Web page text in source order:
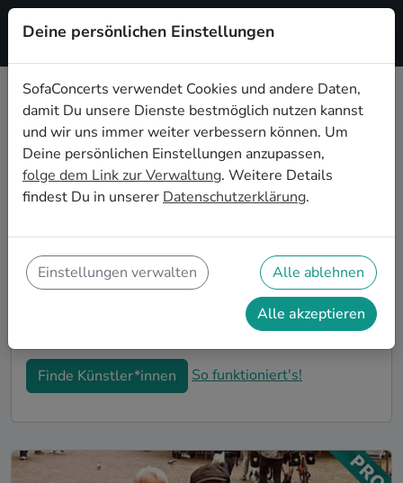
Registrieren
Blues Musiker*innen für die
Firmenweihnachtsfeier in
Heidelberg
Bucht professionelle Blues Bands und Musiker*innen
einem unvergesslichen Highlight! Auf SofaConcerts
findet ihr authentische Blues Sänger*innen und
Bands, die genau zu eurer Betriebsweihnachtsfeier in
Finde Künstler*innen So funktioniert's!
Deine persönlichen Einstellungen
SofaConcerts verwendet Cookies und andere Daten,
damit Du unsere Dienste bestmöglich nutzen kannst
und wir uns immer weiter verbessern können. Um
Deine persönlichen Einstellungen anzupassen,
folge dem Link zur Verwaltung. Weitere Details
findest Du in unserer Datenschutzerklärung.
Einstellungen verwalten Alle ablehnen
Alle akzeptieren